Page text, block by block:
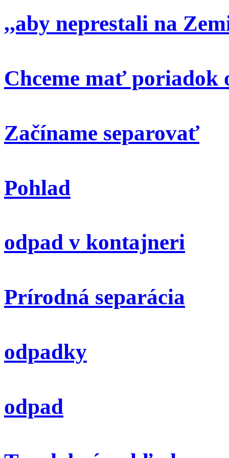
,,aby neprestali na
Chceme mať poriadok
Začíname separovať
Pohlad
odpad v kontajneri
Prírodná separácia
odpadky
odpad